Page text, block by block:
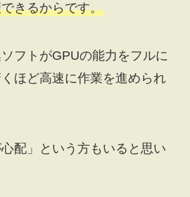
きるからです。
フトがGPUの能力をフルに
ほど高速に作業を進められ
配」という方もいると思い